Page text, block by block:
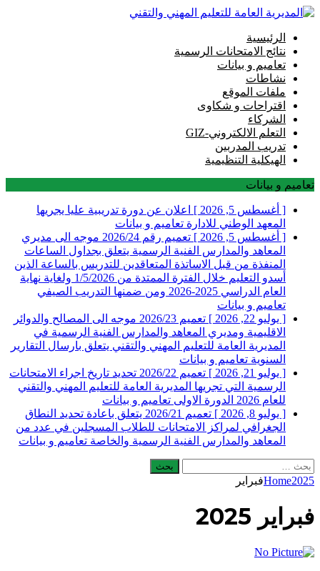
الرئيسية
نتائج الامتحانات الرسمية
تعاميم و بيانات
نشاطات
ملفات الموقع
اقتراحات و شكاوى
الشركاء
التعلم الالكتروني-GIZ
تدريب المدربين
الهيكلية التنظيمية
تعاميم و بيانات
[ أغسطس 5, 2026 ]
اعلان عن دورة تدريبية عليا يجريها
المعهد الوطني للادارة تعاميم و بيانات
[ أغسطس 5, 2026 ]
تعميم رقم 2026/24 موجه الى مديري
المعاهد والمدارس الفنية الرسمية يتعلق بجداول الساعات
المنفذة من قبل الاساتذة المتعاقدين للتدريس بالساعة الذين
أسدو التعليم خلال الفترة الممتدة من 1/5/2026 ولغاية نهاية
العام الدراسي 2025-2026 ومن ضمنها التدريب الصيفي
تعاميم و بيانات
[ يوليو 22, 2026 ]
تعميم 2026/23 موجه الى المصالح والدوائر
الاقليمية ومديري المعاهد والمدارس الفنية الرسمية في
المديرية العامة للتعليم المهني والتقني يتعلق بارسال التقارير
السنوية تعاميم و بيانات
[ يوليو 21, 2026 ]
تعميم 2026/22 تحديد تاريخ اجراء الامتحانات
الرسمية التي تجريها المديرية العامة للتعليم المهني والتقني
للعام 2026 الدورة الاولى
تعاميم و بيانات
[ يوليو 8, 2026 ]
تعميم 2026/21 يتعلق باعادة تحديد النطاق
الجغرافي لمراكز الامتحانات للطلاب المسجلين في عدد من
المعاهد والمدارس الفنية الرسمية والخاصة تعاميم و بيانات
البحث
عن: Home2025 فبراير
فبراير 2025